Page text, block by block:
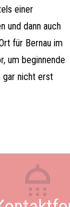
einer
und dann auch
für Bernau im
um beginnende
gar nicht erst